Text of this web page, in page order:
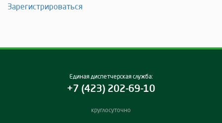
Зарегистрироваться
Единая диспетчерская служба:
+7 (423) 202-69-10
круглосуточно